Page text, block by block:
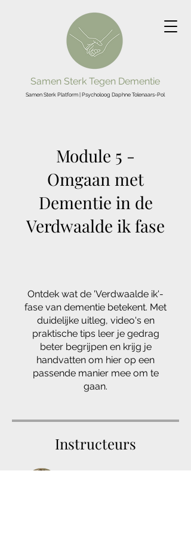
Samen Sterk Tegen Dementie
Samen Sterk Platform | Psycholoog Daphne Tolenaars-Pol
Module 5 -
Omgaan met
Dementie in de
Verdwaalde ik fase
Ontdek wat de 'Verdwaalde ik'-
fase van dementie betekent. Met
duidelijke uitleg, video's en
praktische tips leer je gedrag
beter begrijpen en krijg je
handvatten om hier op een
passende manier mee om te
gaan.
Instructeurs